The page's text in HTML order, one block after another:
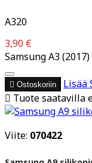
A320
3,90 €
Samsung A3
 Ostoskoriin Lisää
 Tuote saatavilla
Viite: 070422